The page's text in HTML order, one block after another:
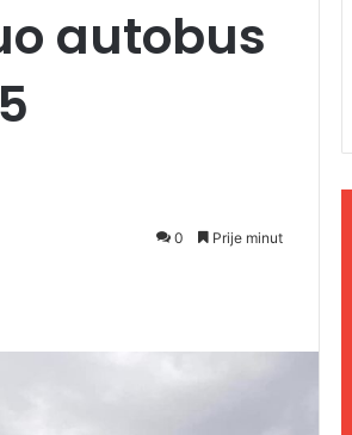
autobus
0 Prije minut